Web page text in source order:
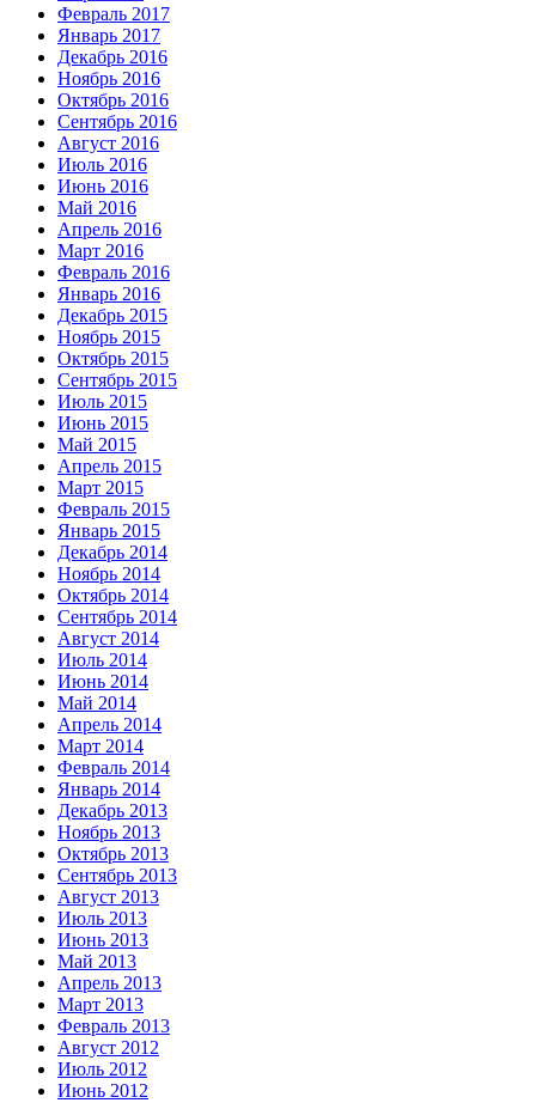
Февраль 2017
Январь 2017
Декабрь 2016
Ноябрь 2016
Октябрь 2016
Сентябрь 2016
Август 2016
Июль 2016
Июнь 2016
Май 2016
Апрель 2016
Март 2016
Февраль 2016
Январь 2016
Декабрь 2015
Ноябрь 2015
Октябрь 2015
Сентябрь 2015
Июль 2015
Июнь 2015
Май 2015
Апрель 2015
Март 2015
Февраль 2015
Январь 2015
Декабрь 2014
Ноябрь 2014
Октябрь 2014
Сентябрь 2014
Август 2014
Июль 2014
Июнь 2014
Май 2014
Апрель 2014
Март 2014
Февраль 2014
Январь 2014
Декабрь 2013
Ноябрь 2013
Октябрь 2013
Сентябрь 2013
Август 2013
Июль 2013
Июнь 2013
Май 2013
Апрель 2013
Март 2013
Февраль 2013
Август 2012
Июль 2012
Июнь 2012